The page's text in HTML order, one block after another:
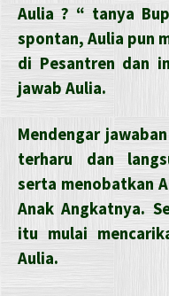
Aulia ? “ tanya
spontan, Aulia pun
di Pesantren dan
jawab Aulia.
Mendengar
terharu dan
serta menobatkan
Anak Angkatnya.
itu mulai
Aulia.